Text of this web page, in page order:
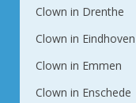
Clown in Drenthe
Clown in Eindhoven
Clown in Emmen
Clown in Enschede